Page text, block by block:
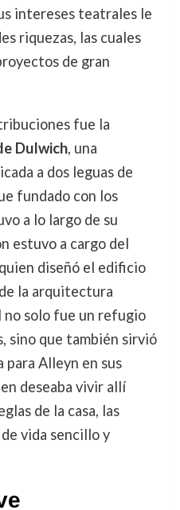
intereses teatrales le
riquezas, las cuales
de gran
fue la
Dulwich, una
a dos leguas de
fundado con los
a lo largo de su
estuvo a cargo del
diseñó el edificio
la arquitectura
solo fue un refugio
sino que también sirvió
para Alleyn en sus
deseaba vivir allí
de la casa, las
vida sencillo y